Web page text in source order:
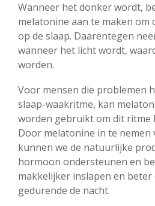
Wanneer het donker wordt,
melatonine aan te maken om
op de slaap. Daarentegen
wanneer het licht wordt,
worden.
Voor mensen die problemen
slaap-waakritme, kan
worden gebruikt om dit ritme
Door melatonine in te nemen
kunnen we de natuurlijke
hormoon ondersteunen en
makkelijker inslapen en
gedurende de nacht.